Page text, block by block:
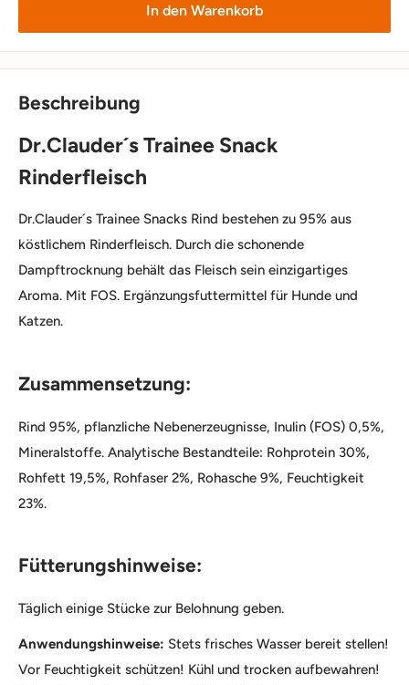
In den Warenkorb
Beschreibung
Dr.Clauder´s Trainee Snack
Rinderfleisch
Dr.Clauder´s Trainee Snacks Rind bestehen zu 95% aus
köstlichem Rinderfleisch. Durch die schonende
Dampftrocknung behält das Fleisch sein einzigartiges
Aroma. Mit FOS. Ergänzungsfuttermittel für Hunde und
Katzen.
Zusammensetzung:
Rind 95%, pflanzliche Nebenerzeugnisse, Inulin (FOS) 0,5%,
Mineralstoffe. Analytische Bestandteile: Rohprotein 30%,
Rohfett 19,5%, Rohfaser 2%, Rohasche 9%, Feuchtigkeit
23%.
Fütterungshinweise:
Täglich einige Stücke zur Belohnung geben.
Anwendungshinweise: Stets frisches Wasser bereit stellen!
Vor Feuchtigkeit schützen! Kühl und trocken aufbewahren!